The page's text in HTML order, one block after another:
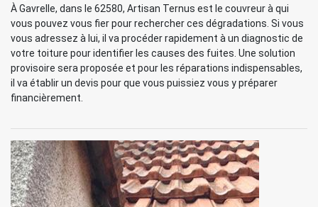
À Gavrelle, dans le 62580, Artisan Ternus est le couvreur à qui
vous pouvez vous fier pour rechercher ces dégradations. Si vous
vous adressez à lui, il va procéder rapidement à un diagnostic de
votre toiture pour identifier les causes des fuites. Une solution
provisoire sera proposée et pour les réparations indispensables,
il va établir un devis pour que vous puissiez vous y préparer
financièrement.